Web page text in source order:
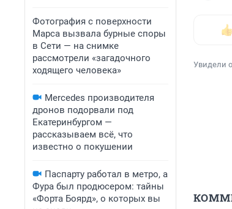
Фотография с поверхности
Марса вызвала бурные споры
в Сети — на снимке
рассмотрели «загадочного
ходящего человека»
Mercedes производителя
дронов подорвали под
Екатеринбургом —
рассказываем всё, что
известно о покушении
Паспарту работал в метро, а
Фура был продюсером: тайны
«Форта Боярд», о которых вы
Увидели